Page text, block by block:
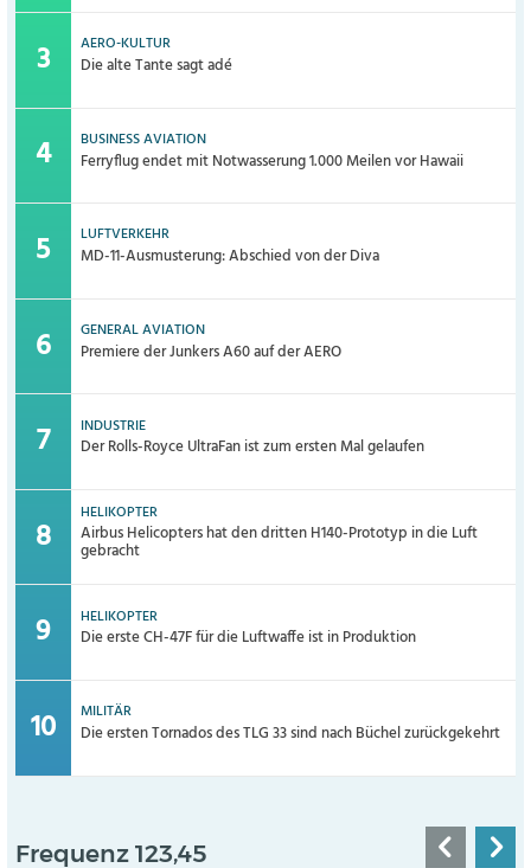
AERO-KULTUR
Die alte Tante sagt adé
BUSINESS AVIATION
Ferryflug endet mit Notwasserung 1.000 Meilen vor Hawaii
LUFTVERKEHR
MD-11-Ausmusterung: Abschied von der Diva
GENERAL AVIATION
Premiere der Junkers A60 auf der AERO
INDUSTRIE
Der Rolls-Royce UltraFan ist zum ersten Mal gelaufen
HELIKOPTER
Airbus Helicopters hat den dritten H140-Prototyp in die Luft
gebracht
HELIKOPTER
Die erste CH-47F für die Luftwaffe ist in Produktion
MILITÄR
Die ersten Tornados des TLG 33 sind nach Büchel zurückgekehrt
Frequenz 123,45